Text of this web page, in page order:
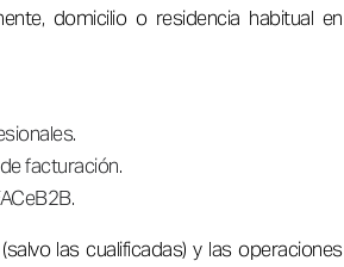
domicilio o residencia habitual en
facturación.
las cualificadas) y las operaciones